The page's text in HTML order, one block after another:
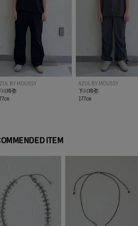
BY MOUSSY
川玲弥
㎝
AZUL BY MOUSSY
下川玲弥
177㎝
ITEM